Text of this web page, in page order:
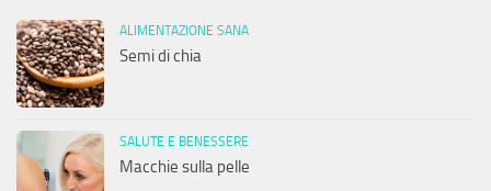
ALIMENTAZIONE SANA
Semi di chia
SALUTE E BENESSERE
Macchie sulla pelle